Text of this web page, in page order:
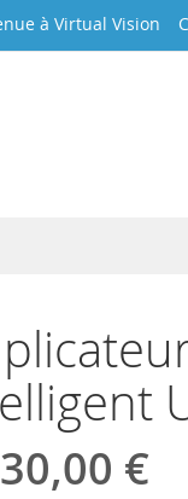
à Virtual Vision
€